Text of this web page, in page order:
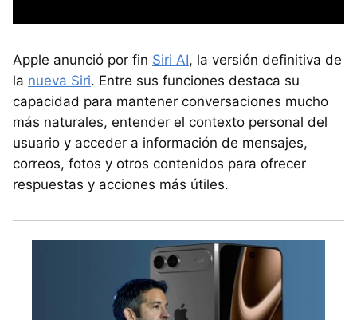
Apple anunció por fin Siri AI, la versión definitiva de
la nueva Siri. Entre sus funciones destaca su
capacidad para mantener conversaciones mucho
más naturales, entender el contexto personal del
usuario y acceder a información de mensajes,
correos, fotos y otros contenidos para ofrecer
respuestas y acciones más útiles.